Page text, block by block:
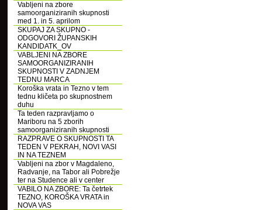
Vabljeni na zbore
samoorganiziranih skupnosti
med 1. in 5. aprilom
SKUPAJ ZA SKUPNO -
ODGOVORI ŽUPANSKIH
KANDIDATK_OV
VABLJENI NA ZBORE
SAMOORGANIZIRANIH
SKUPNOSTI V ZADNJEM
TEDNU MARCA
Koroška vrata in Tezno v tem
tednu kličeta po skupnostnem
duhu
Ta teden razpravljamo o
Mariboru na 5 zborih
samoorganiziranih skupnosti
RAZPRAVE O SKUPNOSTI TA
TEDEN V PEKRAH, NOVI VASI
IN NA TEZNEM
Vabljeni na zbor v Magdaleno,
Radvanje, na Tabor ali Pobrežje
ter na Studence ali v center
VABILO NA ZBORE: Ta četrtek
TEZNO, KOROŠKA VRATA in
NOVA VAS